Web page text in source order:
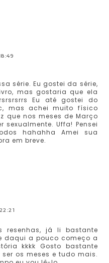
série. Eu gostei da série,
mas gostaria que ela
Eu até gostei do
mas achei muito físico
que nos meses de Março
sexualmente. Uffa! Pensei
hahahha Amei sua
em breve.
resenhas, já li bastante
daqui a pouco começo a
kkkk Gosto bastante
os meses e tudo mais.